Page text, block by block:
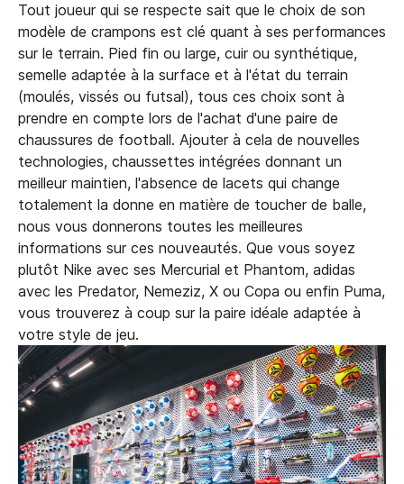
Tout joueur qui se respecte sait que le choix de son
modèle de crampons est clé quant à ses performances
sur le terrain. Pied fin ou large, cuir ou synthétique,
semelle adaptée à la surface et à l'état du terrain
(moulés, vissés ou futsal), tous ces choix sont à
prendre en compte lors de l'achat d'une paire de
chaussures de football. Ajouter à cela de nouvelles
technologies, chaussettes intégrées donnant un
meilleur maintien, l'absence de lacets qui change
totalement la donne en matière de toucher de balle,
nous vous donnerons toutes les meilleures
informations sur ces nouveautés. Que vous soyez
plutôt Nike avec ses Mercurial et Phantom, adidas
avec les Predator, Nemeziz, X ou Copa ou enfin Puma,
vous trouverez à coup sur la paire idéale adaptée à
votre style de jeu.